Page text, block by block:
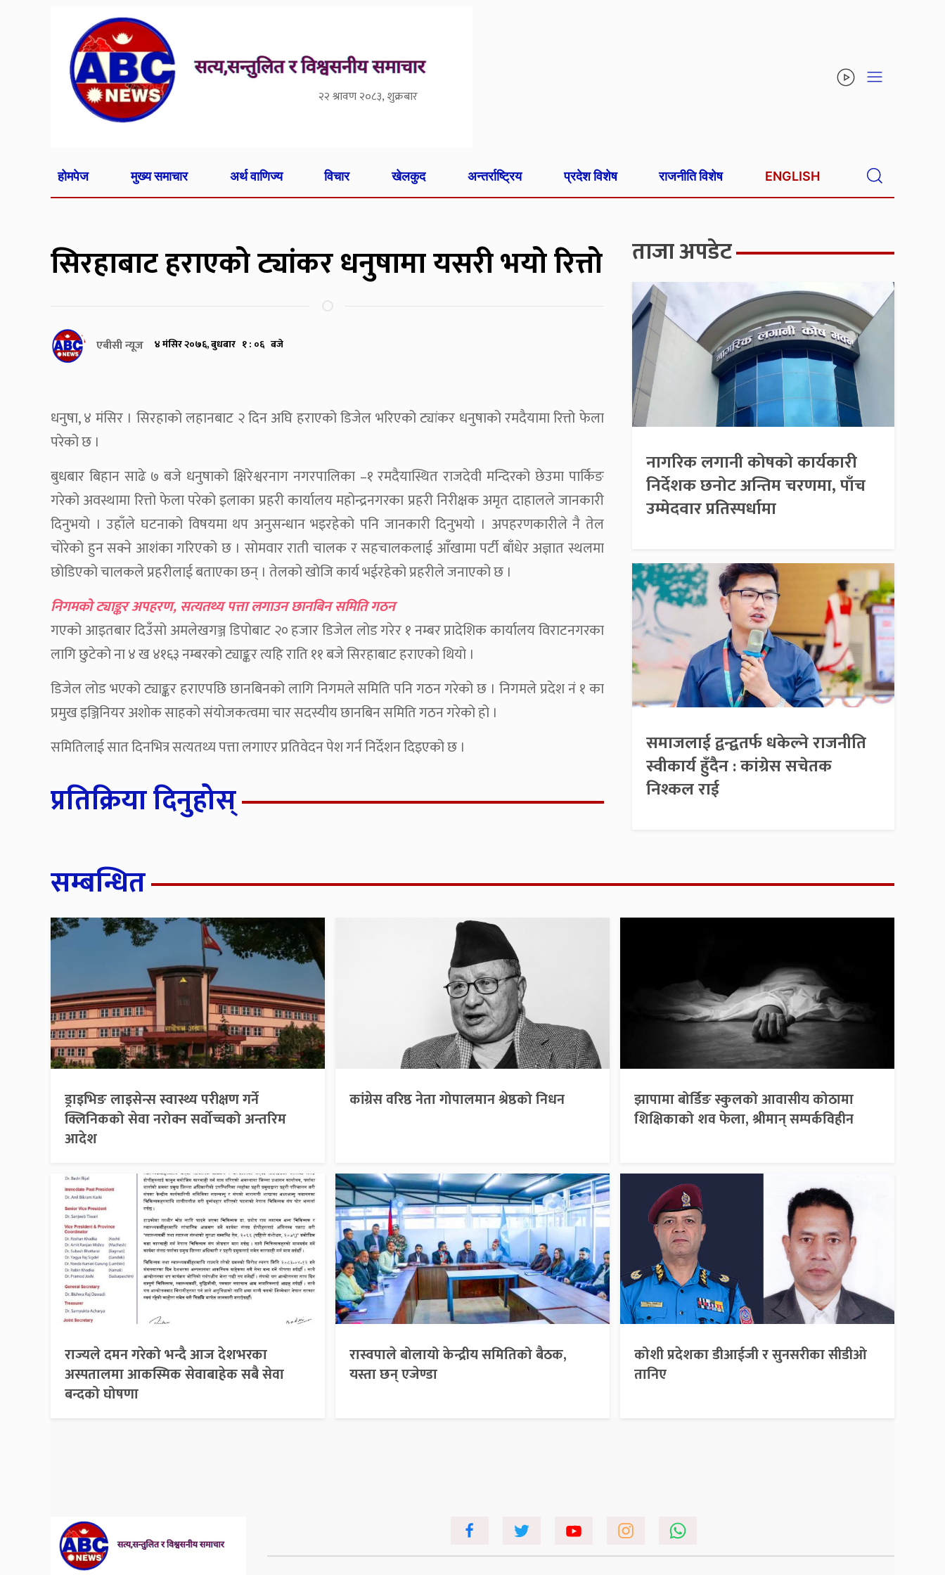
२२ श्रावण २०८३, शुक्रबार
होमपेज मुख्य समाचार अर्थ वाणिज्य विचार खेलकुद अन्तर्राष्ट्रिय प्रदेश विशेष राजनीति विशेष ENGLISH
सिरहाबाट हराएको ट्यांकर धनुषामा यसरी भयो रित्तो
एबीसी न्यूज ४ मंसिर २०७६, बुधबार १ : ०६ बजे
धनुषा, ४ मंसिर । सिरहाको लहानबाट २ दिन अघि हराएको डिजेल भरिएको ट्यांकर धनुषाको रमदैयामा रित्तो फेला
परेको छ ।
बुधबार बिहान साढे ७ बजे धनुषाको क्षिरेश्वरनाग नगरपालिका –१ रमदैयास्थित राजदेवी मन्दिरको छेउमा पार्किङ
गरेको अवस्थामा रित्तो फेला परेको इलाका प्रहरी कार्यालय महोन्द्रनगरका प्रहरी निरीक्षक अमृत दाहालले जानकारी
दिनुभयो । उहाँले घटनाको विषयमा थप अनुसन्धान भइरहेको पनि जानकारी दिनुभयो । अपहरणकारीले नै तेल
चोरेको हुन सक्ने आशंका गरिएको छ । सोमवार राती चालक र सहचालकलाई आँखामा पर्टी बाँधेर अज्ञात स्थलमा
छोडिएको चालकले प्रहरीलाई बताएका छन् । तेलको खोजि कार्य भईरहेको प्रहरीले जनाएको छ ।
निगमको ट्याङ्कर अपहरण, सत्यतथ्य पत्ता लगाउन छानबिन समिति गठन
गएको आइतबार दिउँसो अमलेखगञ्ज डिपोबाट २० हजार डिजेल लोड गरेर १ नम्बर प्रादेशिक कार्यालय विराटनगरका
लागि छुटेको ना ४ ख ४१६३ नम्बरको ट्याङ्कर त्यहि राति ११ बजे सिरहाबाट हराएको थियो ।
डिजेल लोड भएको ट्याङ्कर हराएपछि छानबिनको लागि निगमले समिति पनि गठन गरेको छ । निगमले प्रदेश नं १ का
प्रमुख इञ्जिनियर अशोक साहको संयोजकत्वमा चार सदस्यीय छानबिन समिति गठन गरेको हो ।
समितिलाई सात दिनभित्र सत्यतथ्य पत्ता लगाएर प्रतिवेदन पेश गर्न निर्देशन दिइएको छ ।
प्रतिक्रिया दिनुहोस्
ताजा अपडेट
नागरिक लगानी कोषको कार्यकारी
निर्देशक छनोट अन्तिम चरणमा, पाँच
उम्मेदवार प्रतिस्पर्धामा
समाजलाई द्वन्द्वतर्फ धकेल्ने राजनीति
स्वीकार्य हुँदैन : कांग्रेस सचेतक
निश्कल राई
सम्बन्धित
ड्राइभिङ लाइसेन्स स्वास्थ्य परीक्षण गर्ने
क्लिनिकको सेवा नरोक्न सर्वोच्चको अन्तरिम
आदेश
कांग्रेस वरिष्ठ नेता गोपालमान श्रेष्ठको निधन
झापामा बोर्डिङ स्कुलको आवासीय कोठामा
शिक्षिकाको शव फेला, श्रीमान् सम्पर्कविहीन
राज्यले दमन गरेको भन्दै आज देशभरका
अस्पतालमा आकस्मिक सेवाबाहेक सबै सेवा
बन्दको घोषणा
रास्वपाले बोलायो केन्द्रीय समितिको बैठक,
यस्ता छन् एजेण्डा
कोशी प्रदेशका डीआईजी र सुनसरीका सीडीओ
तानिए